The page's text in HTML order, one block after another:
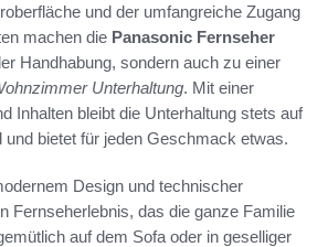
und der umfangreiche Zugang
machen die Panasonic Fernseher
Handhabung, sondern auch zu einer
Unterhaltung. Mit einer
Inhalten bleibt die Unterhaltung stets auf
und bietet für jeden Geschmack etwas.
Design und technischer
Fernseherlebnis, das die ganze Familie
auf dem Sofa oder in geselliger